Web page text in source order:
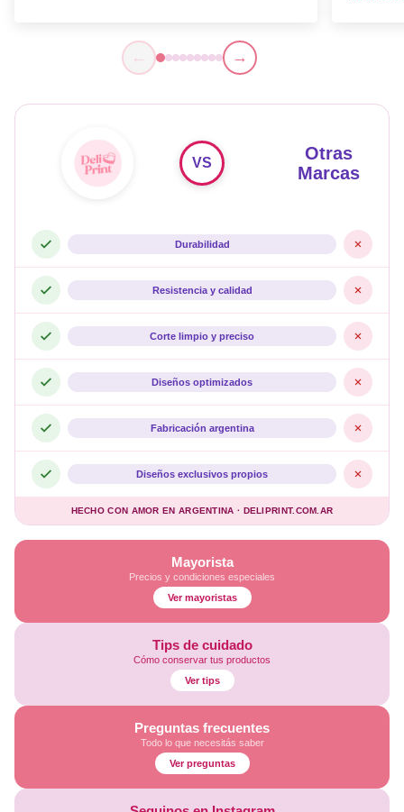
← →
Mayorista
Precios y condiciones especiales
Ver mayoristas
Tips de cuidado
Cómo conservar tus productos
Ver tips
Preguntas frecuentes
Todo lo que necesitás saber
Ver preguntas
Otras
Marcas
VS
Durabilidad
Resistencia y calidad
Corte limpio y preciso
Diseños optimizados
Fabricación argentina
Diseños exclusivos propios
HECHO CON AMOR EN ARGENTINA · DELIPRINT.COM.AR